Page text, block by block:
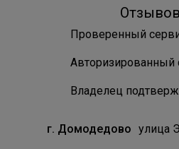
Проверенный
Авторизированный
Владелец
г. Домодедово улица